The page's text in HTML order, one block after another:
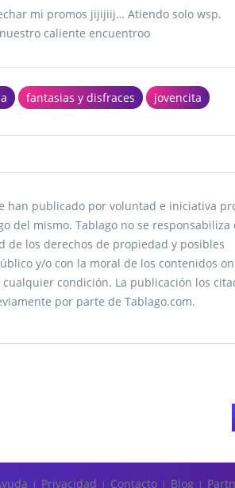
mi promos jijijiij… Atiendo solo wsp.
caliente encuentroo
fantasias y disfraces jovencita
han publicado por voluntad e iniciativa
del mismo. Tablago no se responsabiliza
de los derechos de propiedad y posibles
y/o con la moral de los contenidos
condición. La publicación los
por parte de Tablago.com.
Privacidad Contacto Blog